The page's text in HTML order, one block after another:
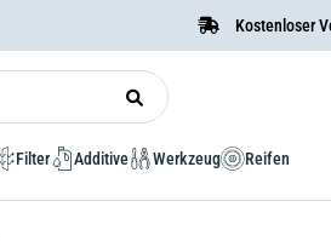
Kostenloser
Filter Additive Werkzeug Reifen